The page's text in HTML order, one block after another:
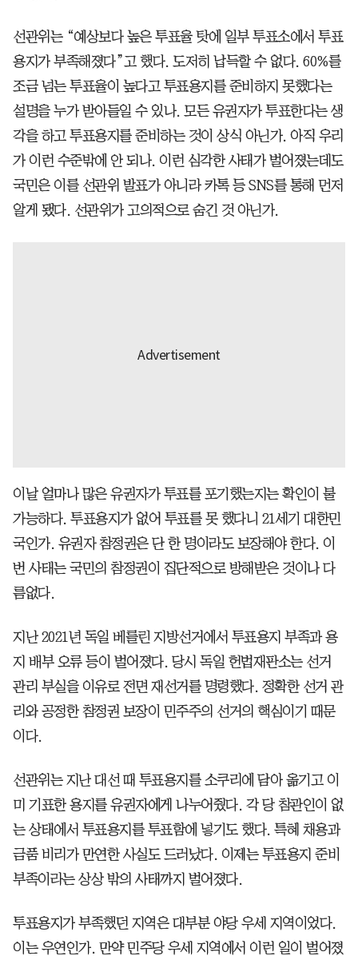
선관위는 “예상보다 높은 투표율 탓에 일부 투표소에서 투표
용지가 부족해졌다”고 했다. 도저히 납득할 수 없다. 60%를
조금 넘는 투표율이 높다고 투표용지를 준비하지 못했다는
설명을 누가 받아들일 수 있나. 모든 유권자가 투표한다는 생
각을 하고 투표용지를 준비하는 것이 상식 아닌가. 아직 우리
가 이런 수준밖에 안 되나. 이런 심각한 사태가 벌어졌는데도
국민은 이를 선관위 발표가 아니라 카톡 등 SNS를 통해 먼저
알게 됐다. 선관위가 고의적으로 숨긴 것 아닌가.
이날 얼마나 많은 유권자가 투표를 포기했는지는 확인이 불
가능하다. 투표용지가 없어 투표를 못 했다니 21세기 대한민
국인가. 유권자 참정권은 단 한 명이라도 보장해야 한다. 이
번 사태는 국민의 참정권이 집단적으로 방해받은 것이나 다
름없다.
지난 2021년 독일 베를린 지방선거에서 투표용지 부족과 용
지 배부 오류 등이 벌어졌다. 당시 독일 헌법재판소는 선거
관리 부실을 이유로 전면 재선거를 명령했다. 정확한 선거 관
리와 공정한 참정권 보장이 민주주의 선거의 핵심이기 때문
이다.
선관위는 지난 대선 때 투표용지를 소쿠리에 담아 옮기고 이
미 기표한 용지를 유권자에게 나누어줬다. 각 당 참관인이 없
는 상태에서 투표용지를 투표함에 넣기도 했다. 특혜 채용과
금품 비리가 만연한 사실도 드러났다. 이제는 투표용지 준비
부족이라는 상상 밖의 사태까지 벌어졌다.
투표용지가 부족했던 지역은 대부분 야당 우세 지역이었다.
이는 우연인가. 만약 민주당 우세 지역에서 이런 일이 벌어졌